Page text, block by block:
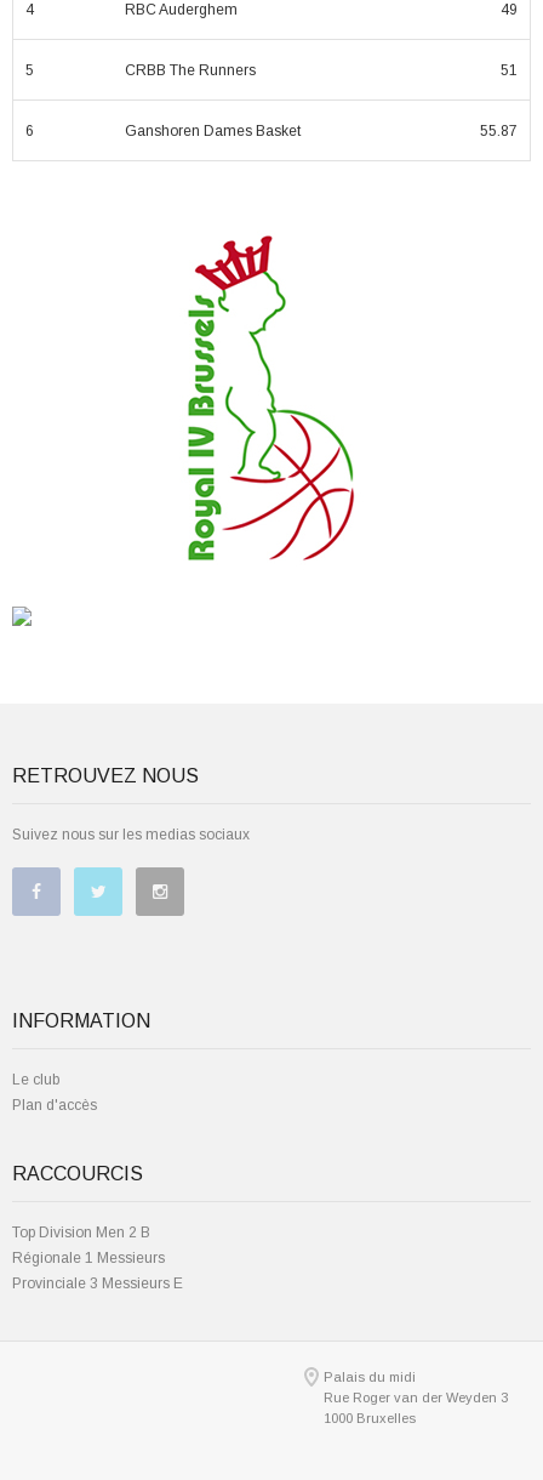
4 RBC Auderghem 49
5 CRBB The Runners 51
6 Ganshoren Dames Basket 55.87
RETROUVEZ NOUS
Suivez nous sur les medias sociaux
INFORMATION
Le club
Plan d'accès
RACCOURCIS
Top Division Men 2 B
Régionale 1 Messieurs
Provinciale 3 Messieurs E
Palais du midi
Rue Roger van der Weyden 3
1000 Bruxelles